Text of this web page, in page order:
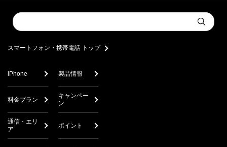
Conduct
a
Submit
スマートフォン・携帯電話 トップ
iPhone 製品情報
料金プラン
キャンペー
ン
通信・エリ
ア
ポイント